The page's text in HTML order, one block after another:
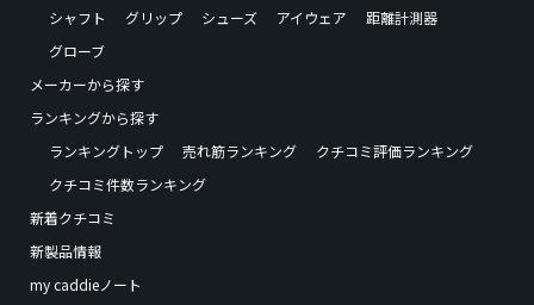
シャフト
グリップ シューズ アイウェア
距離計測器
グローブ
メーカーから探す
ランキングから探す
ランキングトップ
売れ筋ランキング
クチコミ評価ランキング
クチコミ件数ランキング
新着クチコミ
新製品情報
my caddieノート